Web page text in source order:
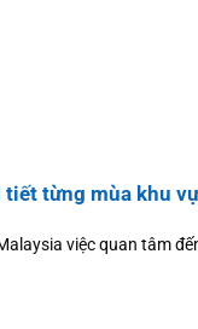
từng mùa khu
việc quan tâm